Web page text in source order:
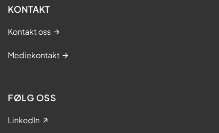
KONTAKT
Kontakt oss
Mediekontakt
FØLG OSS
LinkedIn